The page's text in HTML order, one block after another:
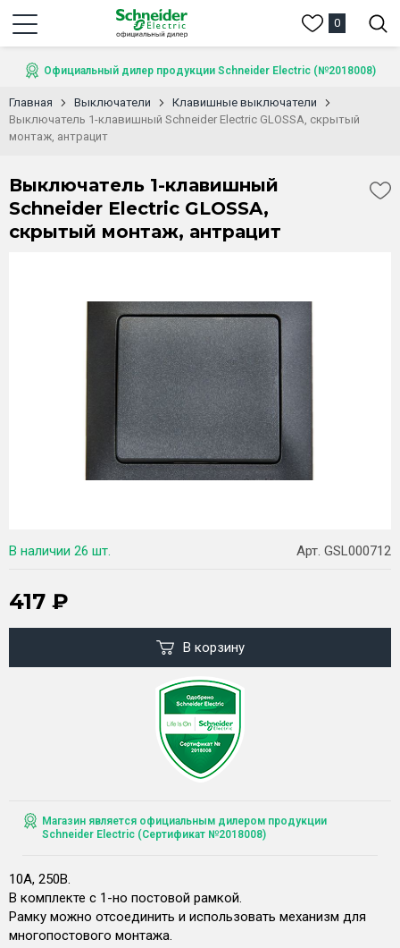
0
Официальный дилер продукции Schneider Electric (№2018008)
Главная Выключатели
Клавишные выключатели
Выключатель 1-клавишный Schneider Electric GLOSSA, скрытый
монтаж, антрацит
Выключатель 1-клавишный
Schneider Electric GLOSSA,
скрытый монтаж, антрацит
В наличии 26 шт. Арт. GSL000712
417 ₽
В корзину
Магазин является официальным дилером продукции
Schneider Electric (Сертификат №2018008)
10А, 250В.
В комплекте с 1-но постовой рамкой.
Рамку можно отсоединить и использовать механизм для
многопостового монтажа.